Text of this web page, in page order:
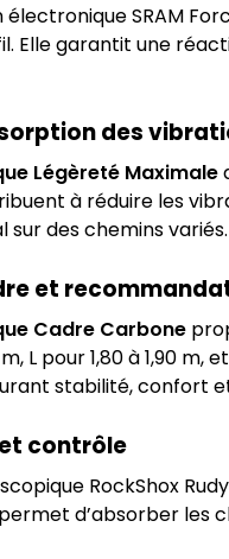
SRAM
Elle garantit une
des
Légèreté Maximale
à réduire les
des chemins variés.
et
Cadre Carbone
m, L pour 1,80 à 1,90
stabilité, confort
contrôle
RockShox
d’absorber